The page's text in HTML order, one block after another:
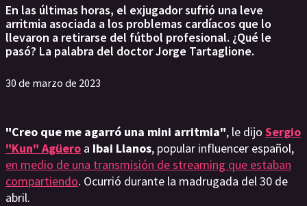
En las últimas horas, el exjugador sufrió una leve
arritmia asociada a los problemas cardíacos que lo
llevaron a retirarse del fútbol profesional. ¿Qué le
pasó? La palabra del doctor Jorge Tartaglione.
30 de marzo de 2023
"Creo que me agarró una mini arritmia", le dijo Sergio
"Kun" Agüero a Ibai Llanos, popular influencer español,
en medio de una transmisión de streaming que estaban
compartiendo. Ocurrió durante la madrugada del 30 de
abril.